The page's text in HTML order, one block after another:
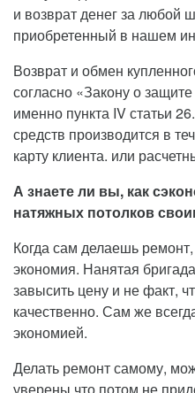
и возврат денег за любой
приобретенный в нашем
Возврат и обмен
согласно «Закону о
именно пункта IV статьи
средств производится в
карту клиента. или
А знаете ли вы, как
натяжных потолков
Когда сам делаешь
экономия. Нанятая
завысить цену и не факт,
качественно. Сам же
экономией.
Делать ремонт самому,